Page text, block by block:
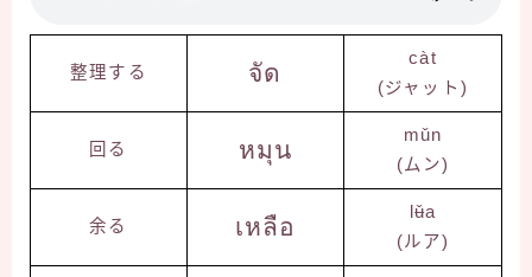
整理する จัด
càt
(ジャット)
回る หมุน
mǔn
(ムン)
余る เหลือ
lʉ̌a
(ルア)